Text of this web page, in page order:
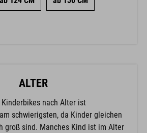
ALTER
nach Alter ist
schwierigsten, da Kinder gleichen
groß sind. Manches Kind ist im Alter